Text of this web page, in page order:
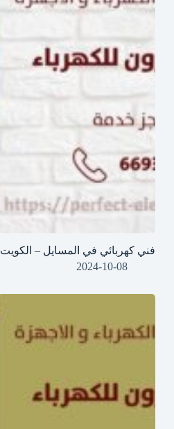
فني كهربائي في المسايل – الكويت
2024-10-08